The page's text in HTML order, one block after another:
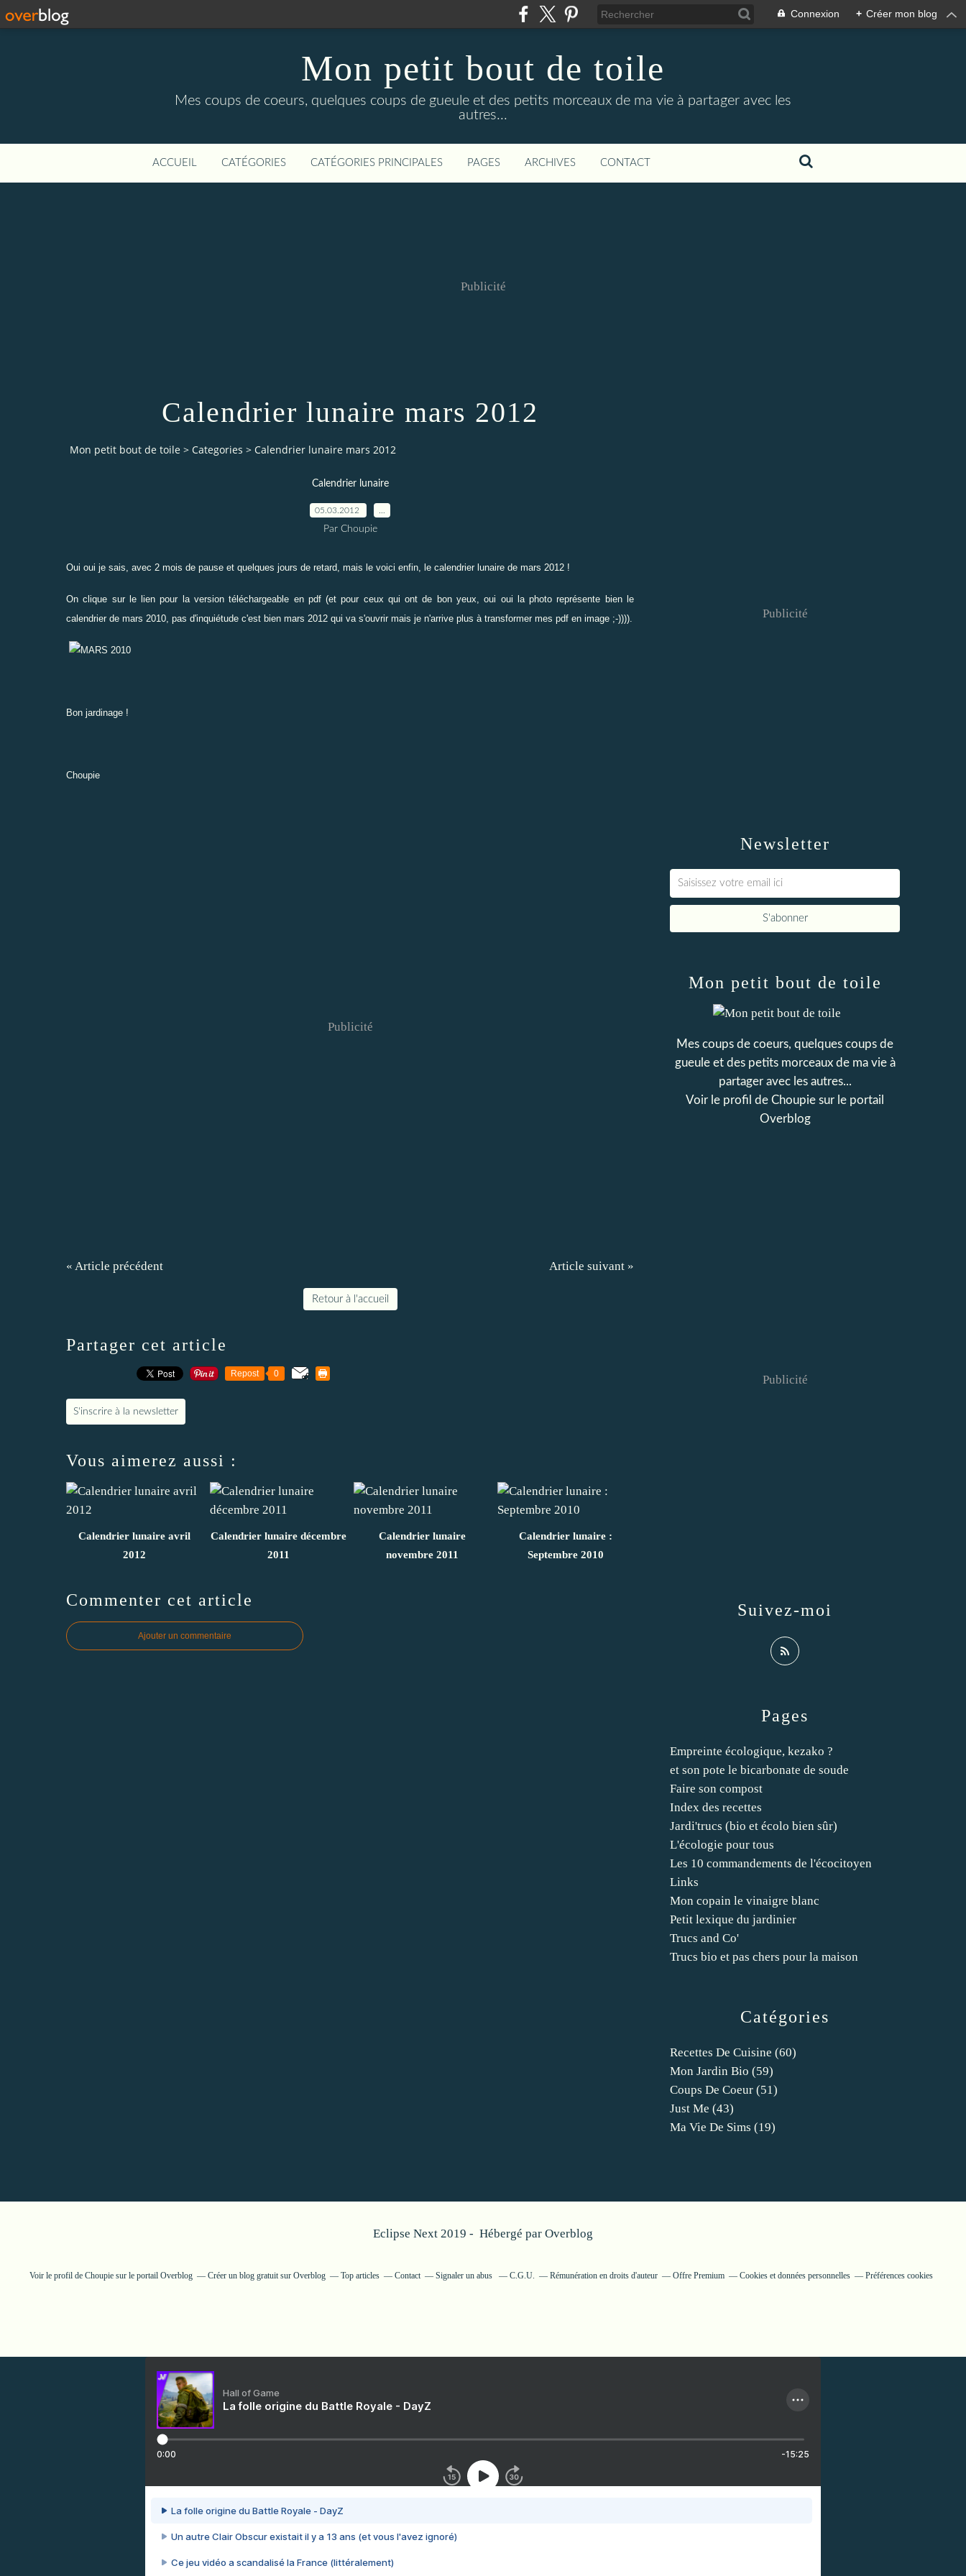
Connexion + Créer mon blog
Mon petit bout de toile
Mes coups de coeurs, quelques coups de gueule et des petits morceaux de ma vie à partager avec les
autres...
ACCUEIL CATÉGORIES CATÉGORIES PRINCIPALES PAGES ARCHIVES CONTACT
Publicité
Calendrier lunaire mars 2012
Mon petit bout de toile > Categories > Calendrier lunaire mars 2012
Calendrier lunaire
05.03.2012
Par Choupie
Oui oui je sais, avec 2 mois de pause et quelques jours de retard, mais le voici enfin, le calendrier lunaire de mars 2012 !
On clique sur le lien pour la version téléchargeable en pdf (et pour ceux qui ont de bon yeux, oui oui la photo représente bien le
calendrier de mars 2010, pas d'inquiétude c'est bien mars 2012 qui va s'ouvrir mais je n'arrive plus à transformer mes pdf en image ;-)))).
Bon jardinage !
Choupie
Publicité
« Article précédent Article suivant »
Retour à l'accueil
Partager cet article
Repost 0
S'inscrire à la newsletter
Vous aimerez aussi :
Calendrier lunaire avril
2012
Calendrier lunaire décembre
2011
Calendrier lunaire
novembre 2011
Calendrier lunaire :
Septembre 2010
Commenter cet article
Ajouter un commentaire
Newsletter
Publicité
Catégories
Recettes De Cuisine (60)
Mon Jardin Bio (59)
Coups De Coeur (51)
Just Me (43)
Ma Vie De Sims (19)
Pages
Empreinte écologique, kezako ?
et son pote le bicarbonate de soude
Faire son compost
Index des recettes
Jardi'trucs (bio et écolo bien sûr)
L'écologie pour tous
Les 10 commandements de l'écocitoyen
Links
Mon copain le vinaigre blanc
Petit lexique du jardinier
Trucs and Co'
Trucs bio et pas chers pour la maison
Mon petit bout de toile
Mes coups de coeurs, quelques coups de
gueule et des petits morceaux de ma vie à
partager avec les autres...
Voir le profil de Choupie sur le portail
Overblog
Suivez-moi
Publicité
Eclipse Next 2019 - Hébergé par Overblog
Voir le profil de Choupiesur le portail Overblog Créer un blog gratuit sur Overblog Top articles Contact Signaler un abus C.G.U. Rémunération en droits d'auteur Offre Premium Cookies et données personnelles Préférences cookies
Hall of Game
La folle origine du Battle Royale - DayZ
0:00 -15:25
La folle origine du Battle Royale - DayZ
Un autre Clair Obscur existait il y a 13 ans (et vous l'avez ignoré)
Ce jeu vidéo a scandalisé la France (littéralement)